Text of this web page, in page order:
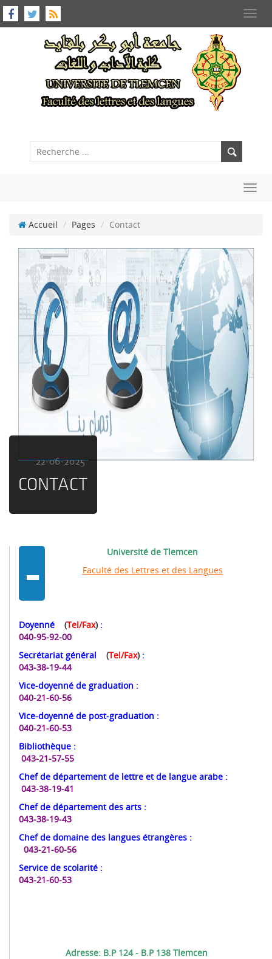
Accueil Pages Contact
22-06-2025
CONTACT
-
Université de Tlemcen
Faculté des Lettres et des Langues
Doyenné (Tel/Fax) :
040-95-92-00
Secrétariat général (Tel/Fax) :
043-38-19-44
Vice-doyenné de graduation :
040-21-60-56
Vice-doyenné de post-graduation :
040-21-60-53
Bibliothèque :
043-21-57-55
Chef de département de lettre et de langue arabe :
043-38-19-41
Chef de département des arts :
043-38-19-43
Chef de domaine des langues étrangères :
043-21-60-56
Service de scolarité :
043-21-60-53
Adresse: B.P 124 - B.P 138 Tlemcen